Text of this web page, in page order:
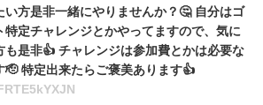
い方是非一緒にやりませんか？🤔 自分はゴ
特定チャレンジとかやってますので、気に
も是非👍 チャレンジは参加費とかは必要な
🫡 特定出来たらご褒美あります👍